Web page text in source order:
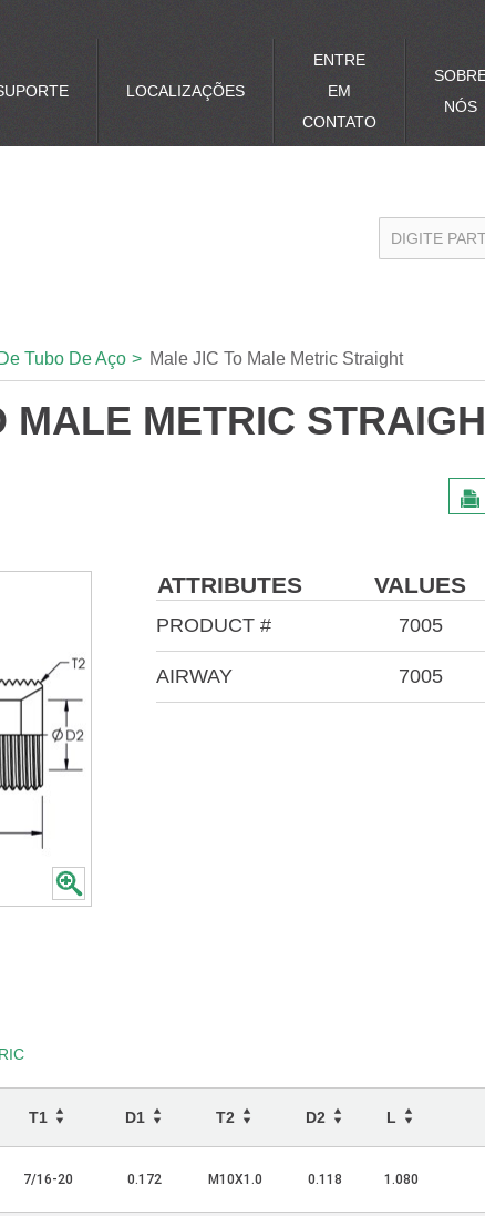
LOCALIZAÇÕES
ENTRE
EM
CONTATO
NÓS
Tubo De Aço > Male JIC To Male Metric Straight
MALE METRIC
ATTRIBUTES VALUES
PRODUCT # 7005
AIRWAY 7005
T1 D1 T2 D2 L
7/16-20 0.172 M10X1.0 0.118 1.080